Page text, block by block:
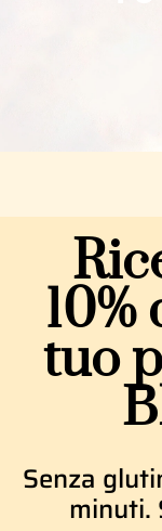
tuo
Senza
minuti.